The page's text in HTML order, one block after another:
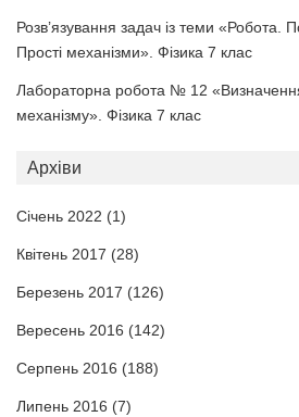
Розв’язування задач із теми «Робота.
Прості механізми». Фізика 7 клас
Лабораторна робота № 12
механізму». Фізика 7 клас
Архіви
Січень 2022 (1)
Квітень 2017 (28)
Березень 2017 (126)
Вересень 2016 (142)
Серпень 2016 (188)
Липень 2016 (7)